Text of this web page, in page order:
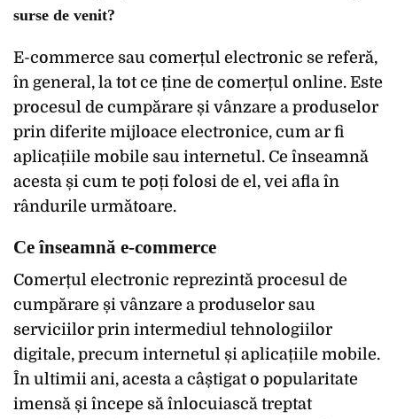
surse de venit?
E-commerce sau comerțul electronic se referă,
în general, la tot ce ține de comerțul online. Este
procesul de cumpărare și vânzare a produselor
prin diferite mijloace electronice, cum ar fi
aplicațiile mobile sau internetul. Ce înseamnă
acesta și cum te poți folosi de el, vei afla în
rândurile următoare.
Ce înseamnă e-commerce
Comerțul electronic reprezintă procesul de
cumpărare și vânzare a produselor sau
serviciilor prin intermediul tehnologiilor
digitale, precum internetul și aplicațiile mobile.
În ultimii ani, acesta a câștigat o popularitate
imensă și începe să înlocuiască treptat